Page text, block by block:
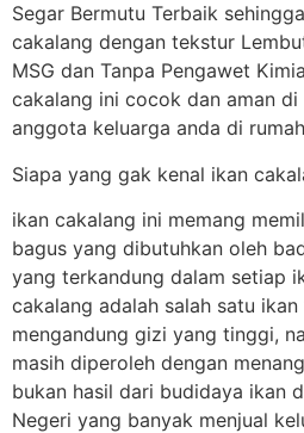
Segar Bermutu Terbaik
cakalang dengan tekstur
MSG dan Tanpa Pengawet
cakalang ini cocok dan aman di
anggota keluarga anda di
Siapa yang gak kenal ikan
ikan cakalang ini memang
bagus yang dibutuhkan oleh
yang terkandung dalam setiap
cakalang adalah salah satu
mengandung gizi yang tinggi,
masih diperoleh dengan
bukan hasil dari budidaya ikan
Negeri yang banyak menjual